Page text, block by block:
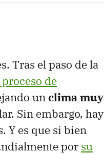
Tras el paso de la
de
unclima muy
Sin embargo, hay
Y es que si bien
por su